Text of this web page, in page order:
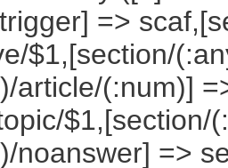
=>
$1,[section/
article/(:num)]
$1,[section/
noanswer] =>